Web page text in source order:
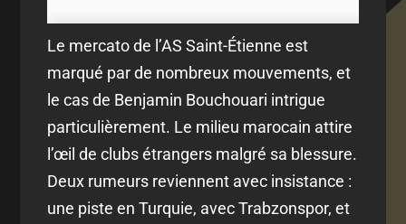
Le mercato de l’AS Saint-Étienne est
marqué par de nombreux mouvements, et
le cas de Benjamin Bouchouari intrigue
particulièrement. Le milieu marocain attire
l’œil de clubs étrangers malgré sa blessure.
Deux rumeurs reviennent avec insistance :
une piste en Turquie, avec Trabzonspor, et